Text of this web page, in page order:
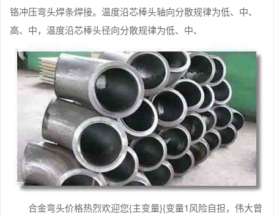
铬冲压弯头焊条焊接。温度沿芯棒头轴向分散规律为低、中、
高、中，温度沿芯棒头径向分散规律为低、中、
合金弯头价格热烈欢迎您{主变量}{变量1风险自担，伟大曾